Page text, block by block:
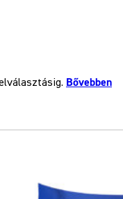
Bővebben